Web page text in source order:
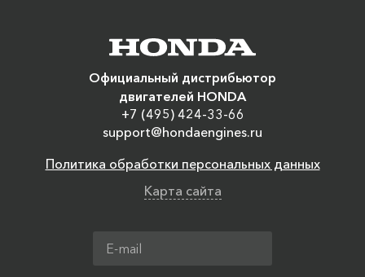
Официальный дистрибьютор
двигателей HONDA
+7 (495) 424-33-66
support@hondaengines.ru
Политика обработки персональных данных
Карта сайта